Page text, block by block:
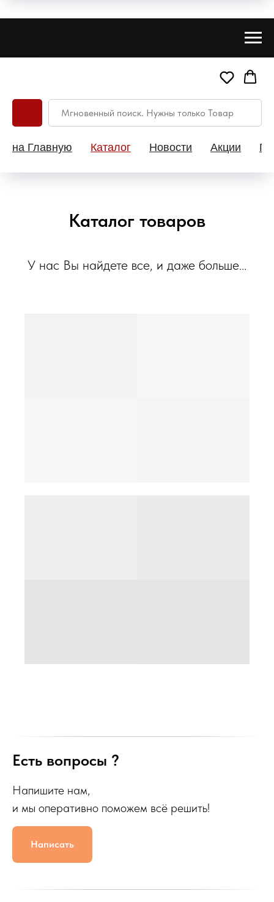
на Главную Каталог Новости Акции
Каталог товаров
У нас Вы найдете все, и даже больше...
Есть вопросы ?
Напишите нам,
и мы оперативно поможем всё решить!
Написать